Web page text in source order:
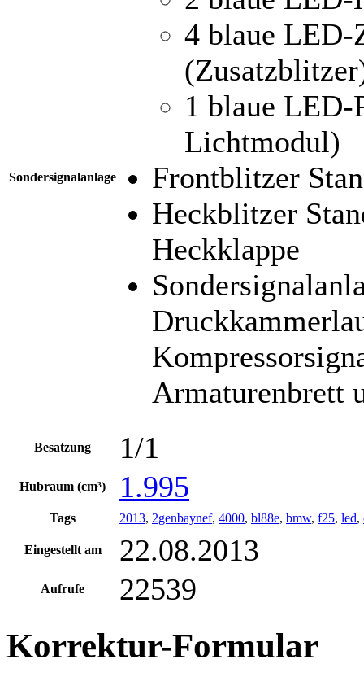
Sondersignalanlage
4 blaue LED-
1 blaue LED-
Lichtmodul)
Frontblitzer
Heckblitzer
Heckklappe
Armaturenbrett
Besatzung 1/1
Hubraum (cm³) 1.995
Tags 2013, 2genbaynef, 4000, bl88e, bmw, f25, led,
Eingestellt am 22.08.2013
Aufrufe 22539
Korrektur-Formular